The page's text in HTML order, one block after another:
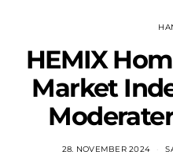
HEMIX
Market
28. NOVEMBER 2024